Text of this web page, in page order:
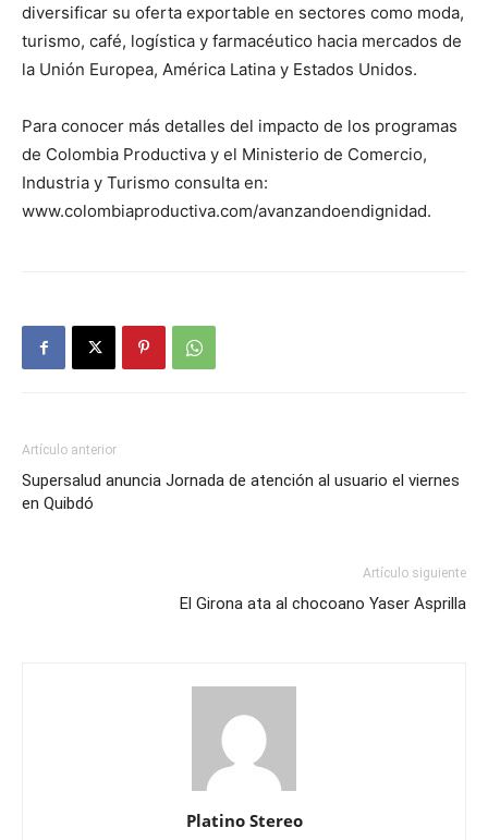
diversificar su oferta exportable en sectores como moda,
turismo, café, logística y farmacéutico hacia mercados de
la Unión Europea, América Latina y Estados Unidos.
Para conocer más detalles del impacto de los programas
de Colombia Productiva y el Ministerio de Comercio,
Industria y Turismo consulta en:
www.colombiaproductiva.com/avanzandoendignidad.
Artículo anterior
Supersalud anuncia Jornada de atención al usuario el viernes
en Quibdó
Artículo siguiente
El Girona ata al chocoano Yaser Asprilla
Platino Stereo